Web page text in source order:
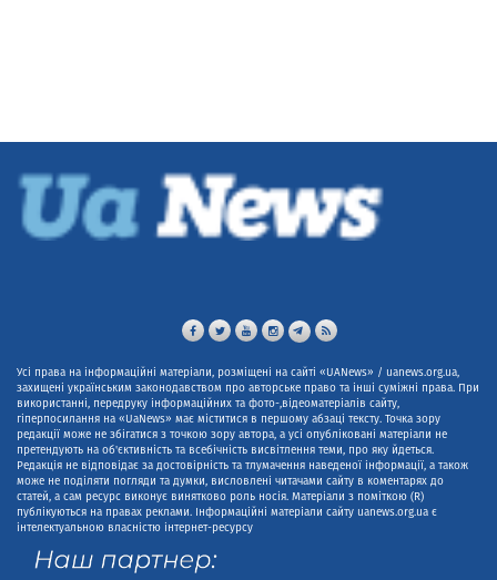
Усі права на інформаційні матеріали, розміщені на сайті «UANews» / uanews.org.ua,
захищені українським законодавством про авторське право та інші суміжні права. При
використанні, передруку інформаційних та фото-,відеоматеріалів сайту,
гіперпосилання на «UaNews» має міститися в першому абзаці тексту. Точка зору
редакції може не збігатися з точкою зору автора, а усі опубліковані матеріали не
претендують на об'єктивність та всебічність висвітлення теми, про яку йдеться.
Редакція не відповідає за достовірність та тлумачення наведеної інформації, а також
може не поділяти погляди та думки, висловлені читачами сайту в коментарях до
статей, а сам ресурс виконує винятково роль носія. Матеріали з поміткою (R)
публікуються на правах реклами. Інформаційні матеріали сайту uanews.org.ua є
інтелектуальною власністю інтернет-ресурсу